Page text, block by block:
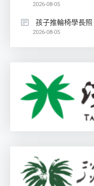
2026-08-05
孩子推輪椅學長
2026-08-05